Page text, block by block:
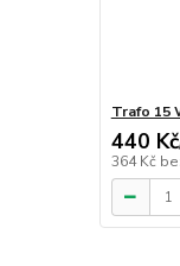
Trafo 15
440 Kč
364 Kč